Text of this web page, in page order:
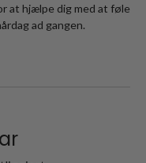
at hjælpe dig med at føle
ad gangen.